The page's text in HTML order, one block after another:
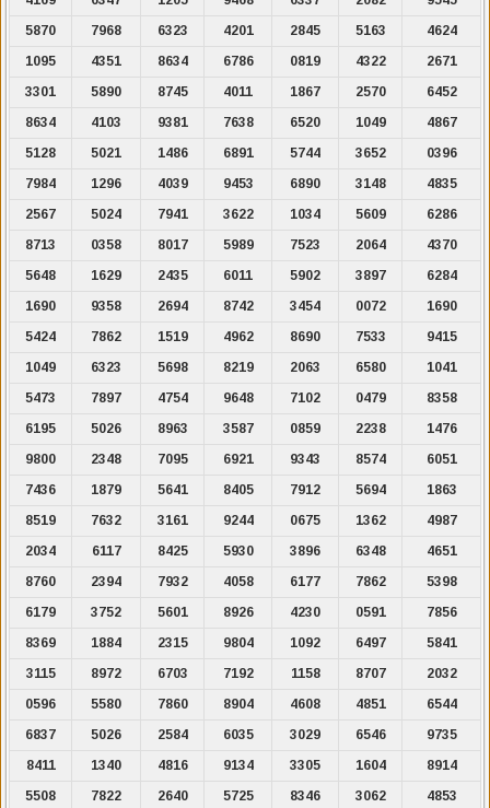
5870
7968 6323 4201 2845 5163
4624
1095
4351 8634 6786 0819 4322
2671
3301
5890 8745 4011 1867 2570
6452
8634
4103 9381 7638 6520 1049
4867
5128
5021 1486 6891 5744 3652
0396
7984
1296 4039 9453 6890 3148
4835
2567
5024 7941 3622 1034 5609
6286
8713
0358 8017 5989 7523 2064
4370
5648
1629 2435 6011 5902 3897
6284
1690
9358 2694 8742 3454 0072
1690
5424
7862 1519 4962 8690 7533
9415
1049
6323 5698 8219 2063 6580
1041
5473
7897 4754 9648 7102 0479
8358
6195
5026 8963 3587 0859 2238
1476
9800
2348 7095 6921 9343 8574
6051
7436
1879 5641 8405 7912 5694
1863
8519
7632 3161 9244 0675 1362
4987
2034
6117 8425 5930 3896 6348
4651
8760
2394 7932 4058 6177 7862
5398
6179
3752 5601 8926 4230 0591
7856
8369
1884 2315 9804 1092 6497
5841
3115
8972 6703 7192 1158 8707
2032
0596
5580 7860 8904 4608 4851
6544
6837
5026 2584 6035 3029 6546
9735
8411
1340 4816 9134 3305 1604
8914
5508
7822 2640 5725 8346 3062
4853